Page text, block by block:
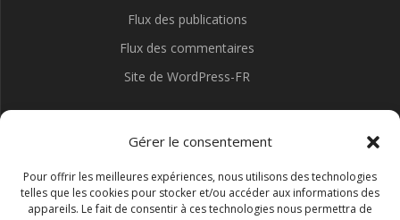
Gérer le consentement
Pour offrir les meilleures expériences, nous utilisons des technologies
telles que les cookies pour stocker et/ou accéder aux informations des
appareils. Le fait de consentir à ces technologies nous permettra de
Flux des publications
Flux des commentaires
Site de WordPress-FR